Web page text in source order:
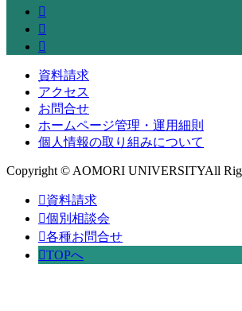
資料請求
アクセス
お問合せ
ホームページ管理・運用細則
個人情報の取り組みについて
Copyright © AOMORI UNIVERSITYAll
資料請求
個別相談会
各種お問合せ
TOPへ